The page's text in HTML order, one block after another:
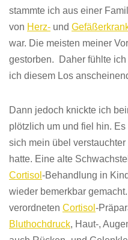
stammte ich aus einer
von Herz- und
war. Die meisten meiner
gestorben. Daher fühlte
ich diesem Los
Dann jedoch knickte ich
plötzlich um und fiel hin.
sich mein übel
hatte. Eine alte
Cortisol -Behandlung in
wieder bemerkbar
verordneten Cortisol -
Bluthochdruck, Haut-,